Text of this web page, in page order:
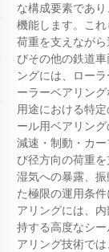
な構成要素であ
機能します。こ
荷重を支えなが
びその他の鉄道
ングには、ロー
ーラーベアリン
用途における特
ール用ベアリン
減速・制動・カ
び径方向の荷重を
湿気への暴露、
た極限の運用条
アリングには、
持する高度なシ
アリング技術で